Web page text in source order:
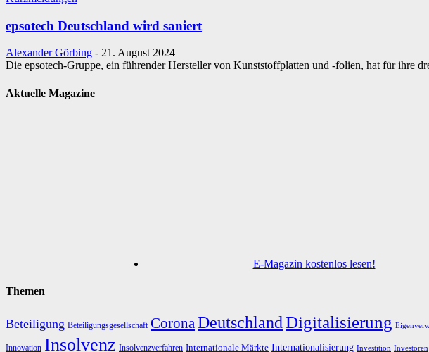
epsotech Deutschland wird saniert
Alexander Görbing - 21. August 2024
Die epsotech-Gruppe, ein führender Hersteller von Kunststoffplatten und -folien, hat für ihre
Aktuelle Magazine
E-Magazin kostenlos lesen!
Themen
Beteiligung Beteiligungsgesellschaft CoronaDeutschlandDigitalisierung
Innovation Insolvenz Insolvenzverfahren Internationale Märkte Internationalisierung Investition Investoren